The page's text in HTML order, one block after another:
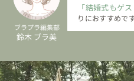
「結婚式もゲ
りにおすすめです
ブラプラ編集部
鈴木 ブラ美